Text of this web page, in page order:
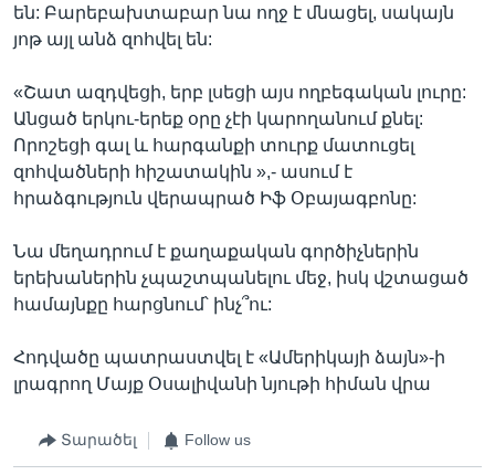
են: Բարեբախտաբար նա ողջ է մնացել, սակայն
յոթ այլ անձ զոհվել են:
«Շատ ազդվեցի, երբ լսեցի այս ողբեգական լուրը:
Անցած երկու-երեք օրը չէի կարողանում քնել:
Որոշեցի գալ և հարգանքի տուրք մատուցել
զոհվածների հիշատակին »,- ասում է
հրաձգություն վերապրած Իֆ Օբայագբոնը:
Նա մեղադրում է քաղաքական գործիչներին
երեխաներին չպաշտպանելու մեջ, իսկ վշտացած
համայնքը հարցնում՝ ինչ՞ու:
Հոդվածը պատրաստվել է «Ամերիկայի ձայն»-ի
լրագրող Մայք Օսալիվանի նյութի հիման վրա
Տարածել Follow us